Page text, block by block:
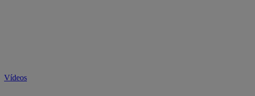
Vídeos